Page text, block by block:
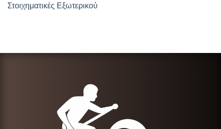
Στοιχηματικές Εξωτερικού